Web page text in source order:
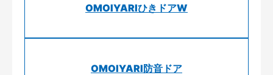
OMOIYARIひきドアW
OMOIYARI防音ドア